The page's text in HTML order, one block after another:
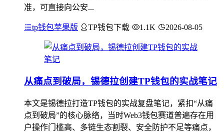
准，可直接向公安...
tp钱包苹果版 TP钱包下载 1.1K 2026-08-05
从痛点到破局，锡德拉创建TP钱包的实战笔记
本文是锡德拉打造TP钱包的实战复盘笔记，紧扣“从痛
点到破局”的核心脉络，当时Web3钱包赛道普遍存在用
户操作门槛高、多链生态割裂、安全防护不足等痛点，